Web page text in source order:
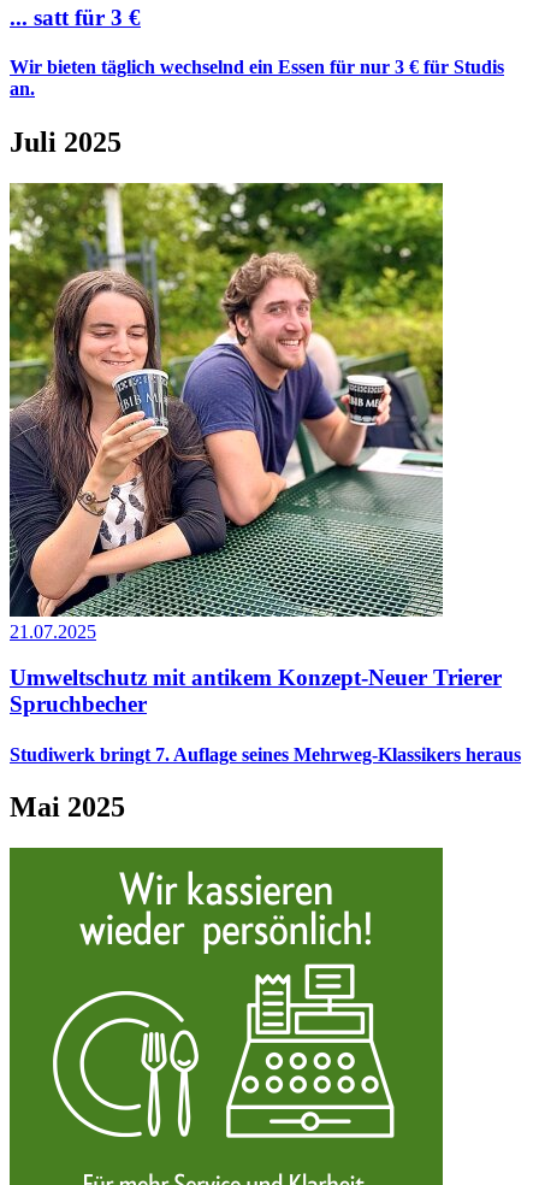
... satt für 3 €
Wir bieten täglich wechselnd ein Essen für nur 3 € für Studis
an.
Juli 2025
21.07.2025
Umweltschutz mit antikem Konzept-Neuer Trierer
Spruchbecher
Studiwerk bringt 7. Auflage seines Mehrweg-Klassikers heraus
Mai 2025